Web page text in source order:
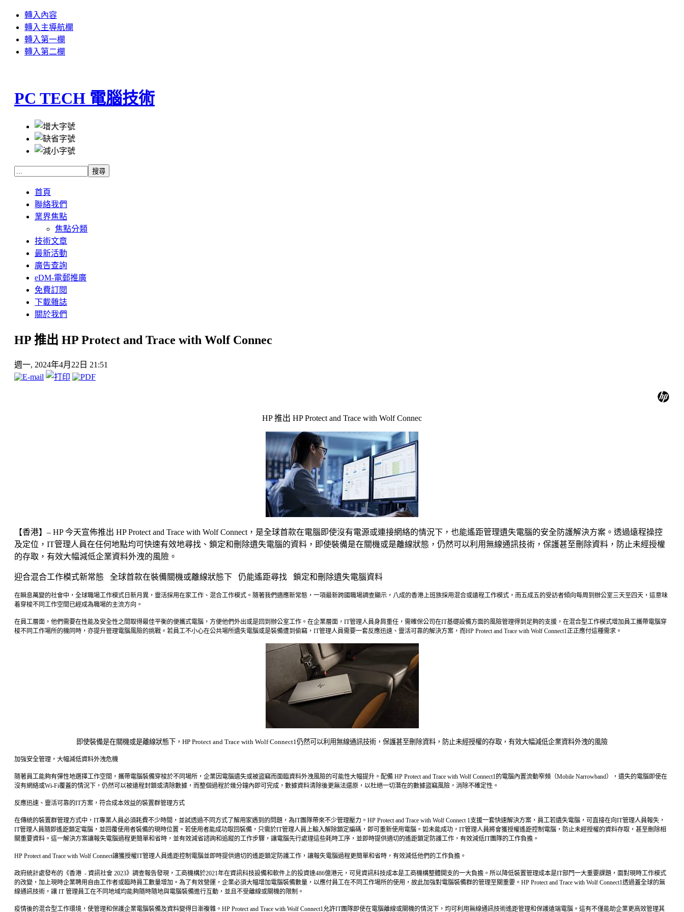
轉入內容
轉入主導航欄
轉入第一欄
轉入第二欄
PC TECH 電腦技術
首頁
聯絡我們
業界焦點
焦點分類
技術文章
最新活動
廣告查詢
eDM-電郵推廣
免費訂閱
下載雜誌
關於我們
HP 推出 HP Protect and Trace with Wolf Connec
週一, 2024年4月22日 21:51
HP 推出 HP Protect and Trace with Wolf Connec
【香港】– HP 今天宣佈推出 HP Protect and Trace with Wolf Connect，是全球首款在電腦即使沒有電源或連接網絡的情況下，也能遙距管理遺失電腦的安全防護解決方案。透過遠程操控
及定位，IT管理人員在任何地點均可快速有效地尋找、鎖定和刪除遺失電腦的資料，即使裝備是在關機或是離線狀態，仍然可以利用無線通訊技術，保護甚至刪除資料，防止未經授權
的存取，有效大幅減低企業資料外洩的風險。
迎合混合工作模式新常態 全球首款在裝備關機或離線狀態下 仍能遙距尋找 鎖定和刪除遺失電腦資料
在瞬息萬變的社會中，全球職場工作模式日新月異，靈活採用在家工作、混合工作模式。隨著我們適應新常態，一項最新跨國職場調查顯示，八成的香港上班族採用混合或遠程工作模式，而五成五的受訪者傾向每周到辦公室三天至四天，這意味
着穿梭不同工作空間已經成為職場的主流方向。
在員工層面，他們需要在性能及安全性之間取得最佳平衡的便攜式電腦，方便他們外出或是回到辦公室工作。在企業層面，IT管理人員身肩重任，需確保公司在IT基礎設備方面的風險管理得到足夠的支援，在混合型工作模式增加員工攜帶電腦穿
梭不同工作場所的機同時，亦提升管理電腦風險的挑戰。若員工不小心在公共場所遺失電腦或是裝備遭到偷竊，IT管理人員需要一套反應迅速、靈活可靠的解決方案，而HP Protect and Trace with Wolf Connect1正正應付這種需求。
即使裝備是在關機或是離線狀態下，HP Protect and Trace with Wolf Connect1仍然可以利用無線通訊技術，保護甚至刪除資料，防止未經授權的存取，有效大幅減低企業資料外洩的風險
加強安全管理，大幅減低資料外洩危機
隨著員工能夠有彈性地選擇工作空間，攜帶電腦裝備穿梭於不同場所，企業因電腦遺失或被盜竊而面臨資料外洩風險的可能性大幅提升。配備 HP Protect and Trace with Wolf Connect1的電腦內置流動窄頻（Mobile Narrowband），遺失的電腦即使在
沒有網絡或Wi-Fi覆蓋的情況下，仍然可以被遠程封鎖或清除數據，而整個過程於幾分鐘內即可完成，數據資料清除後更無法還原，以杜絕一切潛在的數據盜竊風險，消除不確定性。
反應迅速、靈活可靠的IT方案，符合成本效益的裝置群管理方式
在傳統的裝置群管理方式中，IT專業人員必須耗費不少時間，並試透過不同方式了解用家遇到的問題，為IT團隊帶來不少管理壓力。HP Protect and Trace with Wolf Connect 1支援一套快速解決方案，員工若遺失電腦，可直接在向IT管理人員報失，
IT管理人員隨即遙距鎖定電腦，並回覆使用者裝備的現時位置。若使用者能成功取回裝備，只需於IT管理人員上輸入解除鎖定編碼，即可重新使用電腦。如未能成功，IT管理人員將會獲授權遙距控制電腦，防止未經授權的資料存取，甚至刪除相
關重要資料。這一解決方案讓報失電腦過程更簡單和省時，並有效減省諮詢和追蹤的工作步驟，讓電腦先行處理這些耗時工序，並即時提供適切的遙距鎖定防護工作，有效減低IT團隊的工作負擔。
HP Protect and Trace with Wolf Connect讓獲授權IT管理人員遙距控制電腦並即時提供適切的遙距鎖定防護工作，讓報失電腦過程更簡單和省時，有效減低他們的工作負擔。
政府統計處發布的《香港 - 資訊社會 2023》調查報告發現，工商機構於2021年在資訊科技設備和軟件上的投資達486億港元，可見資訊科技成本是工商機構整體開支的一大負擔。所以降低裝置管理成本是IT部門一大重要課題，面對現時工作模式
的改變，加上現時企業聘用自由工作者或臨時員工數量增加。為了有效營運，企業必須大幅增加電腦裝備數量，以應付員工在不同工作場所的使用，故此加強對電腦裝備群的管理至關重要。HP Protect and Trace with Wolf Connect1透過蓋全球的無
線通訊技術，讓 IT 管理員工在不同地域均能夠隨時隨地與電腦裝備進行互動，並且不受離線或關機的限制。
疫情後的混合型工作環境，使管理和保護企業電腦裝備及資料變得日漸複雜。HP Protect and Trace with Wolf Connect1允許IT團隊即使在電腦離線或關機的情況下，均可利用無線通訊技術遙距管理和保護遠端電腦。這有不僅能助企業更高效管理其